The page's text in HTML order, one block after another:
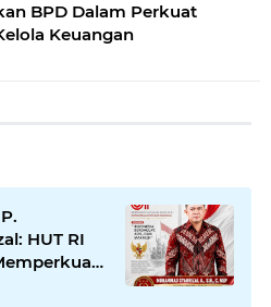
BPD Dalam Perkuat
Keuangan
HUT RI
bagi